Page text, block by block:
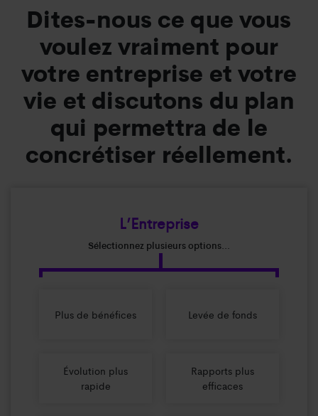
Dites-nous ce que vous
voulez vraiment pour
votre entreprise et votre
vie et discutons du plan
qui permettra de le
concrétiser réellement.
L’Entreprise
Sélectionnez plusieurs options...
Plus de bénéfices Levée de fonds
Évolution plus
rapide
Rapports plus
efficaces